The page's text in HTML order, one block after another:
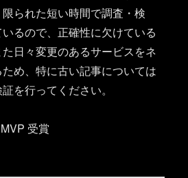
限られた短い時間で調査・検
るので、正確性に欠けている
日々変更のあるサービスをネ
め、特に古い記事については
を行ってください。
受賞